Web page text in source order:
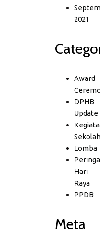
2021
Award
DPHB
Update
Sekolah
Lomba
Hari
Raya
PPDB
Meta